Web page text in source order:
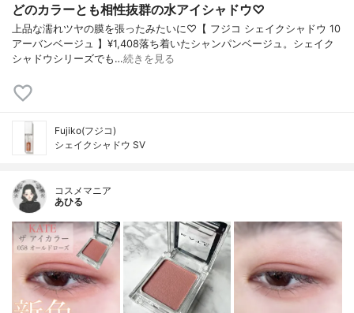
どのカラーとも相性抜群の水アイシャドウ♡
上品な濡れツヤの膜を張ったみたいに♡【 フジコ シェイクシャドウ 10
アーバンベージュ 】¥1,408落ち着いたシャンパンベージュ。シェイク
シャドウシリーズでも…続きを見る
Fujiko(フジコ)
シェイクシャドウ SV
コスメマニア
あひる